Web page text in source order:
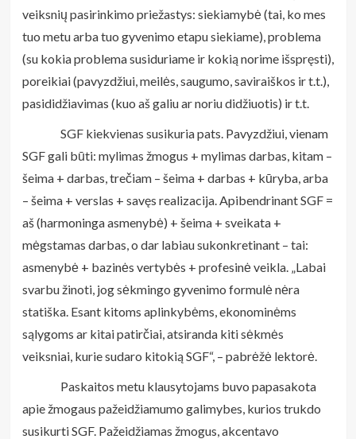
veiksnių pasirinkimo priežastys: siekiamybė (tai, ko mes
tuo metu arba tuo gyvenimo etapu siekiame), problema
(su kokia problema susiduriame ir kokią norime išspręsti),
poreikiai (pavyzdžiui, meilės, saugumo, saviraiškos ir t.t.),
pasididžiavimas (kuo aš galiu ar noriu didžiuotis) ir t.t.
SGF kiekvienas susikuria pats. Pavyzdžiui, vienam
SGF gali būti: mylimas žmogus + mylimas darbas, kitam –
šeima + darbas, trečiam – šeima + darbas + kūryba, arba
– šeima + verslas + savęs realizacija. Apibendrinant SGF =
aš (harmoninga asmenybė) + šeima + sveikata +
mėgstamas darbas, o dar labiau sukonkretinant – tai:
asmenybė + bazinės vertybės + profesinė veikla. „Labai
svarbu žinoti, jog sėkmingo gyvenimo formulė nėra
statiška. Esant kitoms aplinkybėms, ekonominėms
sąlygoms ar kitai patirčiai, atsiranda kiti sėkmės
veiksniai, kurie sudaro kitokią SGF“, – pabrėžė lektorė.
Paskaitos metu klausytojams buvo papasakota
apie žmogaus pažeidžiamumo galimybes, kurios trukdo
susikurti SGF. Pažeidžiamas žmogus, akcentavo